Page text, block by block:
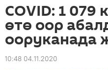
COVID: 1
өтө оор
ооруканада
10:48 04.11.2020